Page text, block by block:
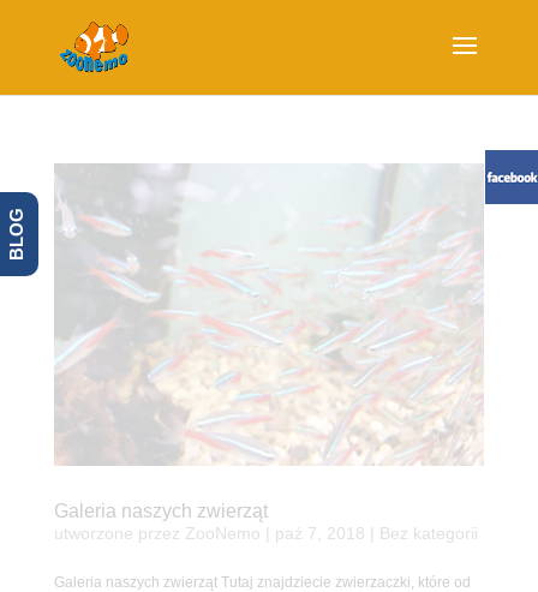
Galeria naszych zwierząt
utworzone przez ZooNemo paź 7, 2018 | Bez kategorii
Galeria naszych zwierząt Tutaj znajdziecie zwierzaczki, które od
BLOG